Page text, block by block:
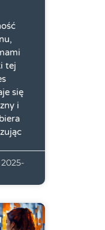
tej
się
i
2025-